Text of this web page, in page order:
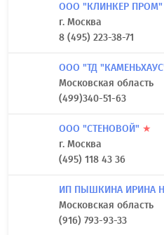
ООО "КЛИНКЕР ПРОМ"
г. Москва
8 (495) 223-38-71
ООО "ТД
Московская область
(499)340-51-63
ООО "СТЕНОВОЙ" ★
г. Москва
(495) 118 43 36
ИП ПЫШКИНА ИРИНА
Московская область
(916) 793-93-33